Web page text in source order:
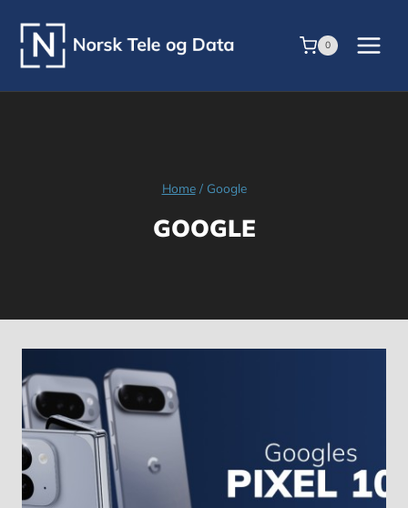
content
0
Home / Google
GOOGLE